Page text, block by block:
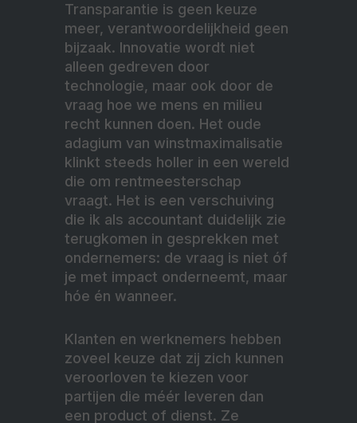
Transparantie is geen keuze
meer, verantwoordelijkheid geen
bijzaak. Innovatie wordt niet
alleen gedreven door
technologie, maar ook door de
vraag hoe we mens en milieu
recht kunnen doen. Het oude
adagium van winstmaximalisatie
klinkt steeds holler in een wereld
die om rentmeesterschap
vraagt. Het is een verschuiving
die ik als accountant duidelijk zie
terugkomen in gesprekken met
ondernemers: de vraag is niet óf
je met impact onderneemt, maar
hóe én wanneer.
Klanten en werknemers hebben
zoveel keuze dat zij zich kunnen
veroorloven te kiezen voor
partijen die méér leveren dan
een product of dienst. Ze